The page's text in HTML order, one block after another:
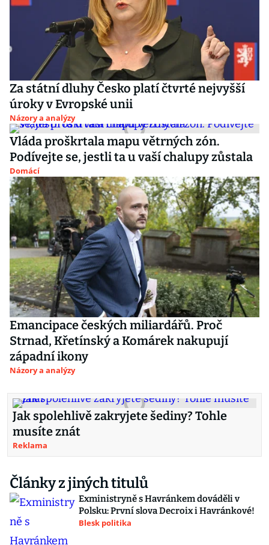
Za státní dluhy Česko platí čtvrté nejvyšší
úroky v Evropské unii
Názory a analýzy
Vláda proškrtala mapu větrných zón.
Podívejte se, jestli ta u vaší chalupy zůstala
Domácí
Emancipace českých miliardářů. Proč
Strnad, Křetínský a Komárek nakupují
západní ikony
Názory a analýzy
Jak spolehlivě zakryjete šediny? Tohle
musíte znát
Reklama
Články z jiných titulů
Exministryně s Havránkem dováděli v
Polsku: První slova Decroix i Havránkové!
Blesk politika